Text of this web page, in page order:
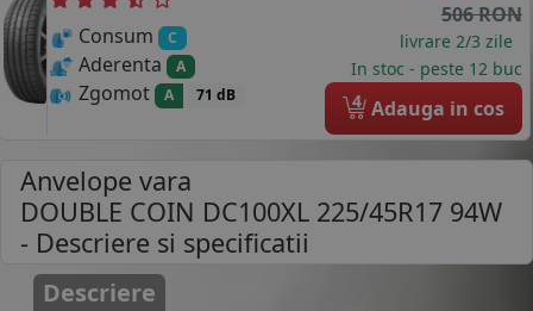
Consum C
Aderenta A
Zgomot A 71 dB
506 RON
livrare 2/3 zile
In stoc - peste 12 buc
4 Adauga in cos
Anvelope vara
DOUBLE COIN DC100XL 225/45R17 94W
- Descriere si specificatii
Descriere